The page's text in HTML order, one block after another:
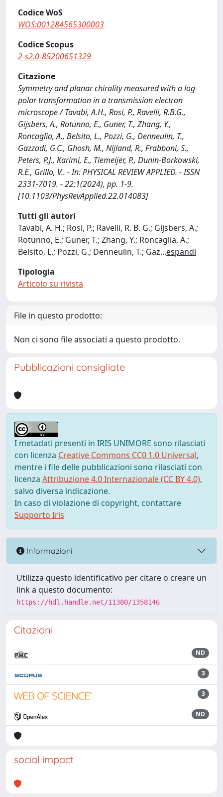
Codice WoS
WOS:001284565300003
Codice Scopus
2-s2.0-85200651329
Citazione
Symmetry and planar chirality measured with a log-
polar transformation in a transmission electron
microscope / Tavabi, A.H., Rosi, P., Ravelli, R.B.G.,
Gijsbers, A., Rotunno, E., Guner, T., Zhang, Y.,
Roncaglia, A., Belsito, L., Pozzi, G., Denneulin, T.,
Gazzadi, G.C., Ghosh, M., Nijland, R., Frabboni, S.,
Peters, P.J., Karimi, E., Tiemeijer, P., Dunin-Borkowski,
R.E., Grillo, V.. - In: PHYSICAL REVIEW APPLIED. - ISSN
2331-7019. - 22:1(2024), pp. 1-9.
[10.1103/PhysRevApplied.22.014083]
Tutti gli autori
Tavabi, A. H.; Rosi, P.; Ravelli, R. B. G.; Gijsbers, A.;
Rotunno, E.; Guner, T.; Zhang, Y.; Roncaglia, A.;
Belsito, L.; Pozzi, G.; Denneulin, T.; Gaz...espandi
Tipologia
Articolo su rivista
File in questo prodotto:
Non ci sono file associati a questo prodotto.
Pubblicazioni consigliate
I metadati presenti in IRIS UNIMORE sono rilasciati
con licenza Creative Commons CC0 1.0 Universal,
mentre i file delle pubblicazioni sono rilasciati con
licenza Attribuzione 4.0 Internazionale (CC BY 4.0),
salvo diversa indicazione.
In caso di violazione di copyright, contattare
Supporto Iris
Informazioni
Utilizza questo identificativo per citare o creare un
link a questo documento:
https://hdl.handle.net/11380/1358146
Citazioni
ND
3
3
ND
social impact